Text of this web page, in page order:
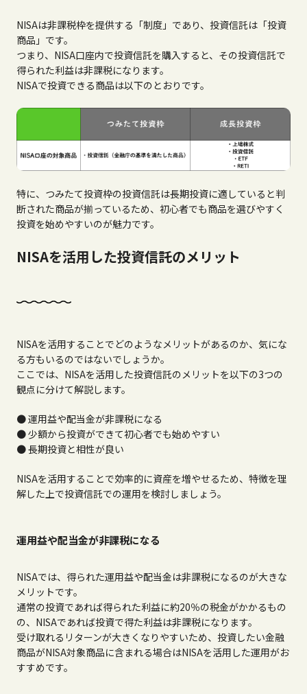
NISAは非課税枠を提供する「制度」であり、投資信託は「投資
商品」です。
つまり、NISA口座内で投資信託を購入すると、その投資信託で
得られた利益は非課税になります。
NISAで投資できる商品は以下のとおりです。
特に、つみたて投資枠の投資信託は長期投資に適していると判
断された商品が揃っているため、初心者でも商品を選びやすく
投資を始めやすいのが魅力です。
NISAを活用した投資信託のメリット
NISAを活用することでどのようなメリットがあるのか、気にな
る方もいるのではないでしょうか。
ここでは、NISAを活用した投資信託のメリットを以下の3つの
観点に分けて解説します。
● 運用益や配当金が非課税になる
● 少額から投資ができて初心者でも始めやすい
● 長期投資と相性が良い
NISAを活用することで効率的に資産を増やせるため、特徴を理
解した上で投資信託での運用を検討しましょう。
運用益や配当金が非課税になる
NISAでは、得られた運用益や配当金は非課税になるのが大きな
メリットです。
通常の投資であれば得られた利益に約20％の税金がかかるもの
の、NISAであれば投資で得た利益は非課税になります。
受け取れるリターンが大きくなりやすいため、投資したい金融
商品がNISA対象商品に含まれる場合はNISAを活用した運用がお
すすめです。